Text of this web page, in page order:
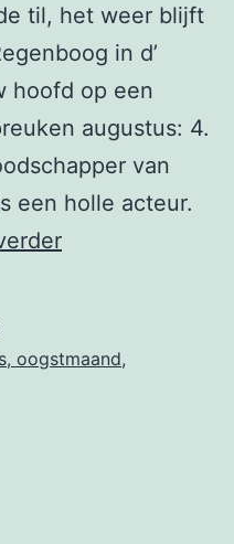
til, het weer blijft
in d’
hoofd op een
augustus: 4.
van
een holle acteur.
11
oogstmaand,